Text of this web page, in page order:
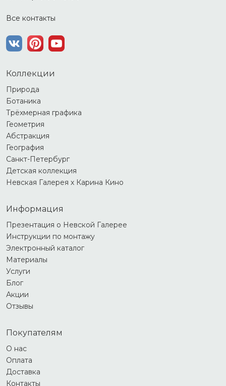
Все контакты
Коллекции
Природа
Ботаника
Трёхмерная графика
Геометрия
Абстракция
География
Санкт-Петербург
Детская коллекция
Невская Галерея х Карина Кино
Информация
Презентация о Невской Галерее
Инструкции по монтажу
Электронный каталог
Материалы
Услуги
Блог
Акции
Отзывы
Покупателям
О нас
Оплата
Доставка
Контакты